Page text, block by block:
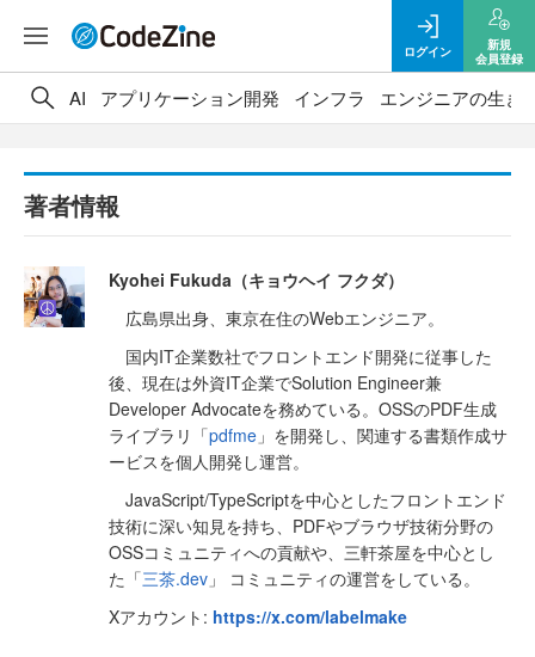
ログイン
新規
会員登録
AI アプリケーション開発 インフラ エンジニアの生き
著者情報
Kyohei Fukuda（キョウヘイ フクダ）
広島県出身、東京在住のWebエンジニア。
国内IT企業数社でフロントエンド開発に従事した
後、現在は外資IT企業でSolution Engineer兼
Developer Advocateを務めている。OSSのPDF生成
ライブラリ「pdfme 」を開発し、関連する書類作成サ
ービスを個人開発し運営。
JavaScript/TypeScriptを中心としたフロントエンド
技術に深い知見を持ち、PDFやブラウザ技術分野の
OSSコミュニティへの貢献や、三軒茶屋を中心とし
た「三茶.dev 」 コミュニティの運営をしている。
Xアカウント: https://x.com/labelmake